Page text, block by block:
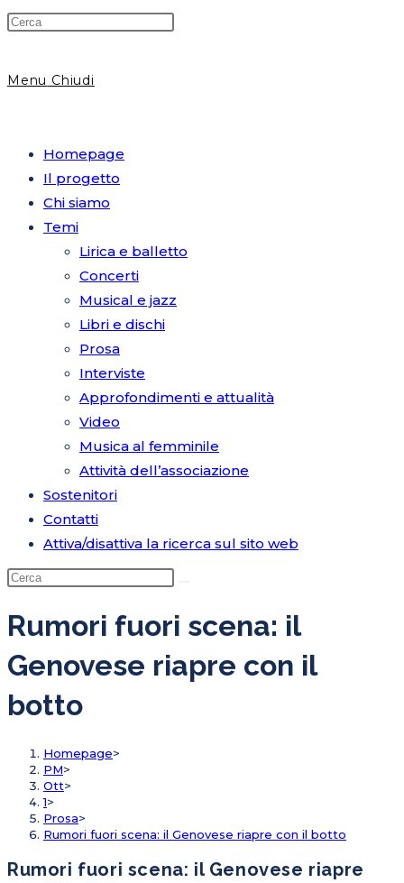
Menu Chiudi
Homepage
Il progetto
Chi siamo
Temi
Lirica e balletto
Concerti
Musical e jazz
Libri e dischi
Prosa
Interviste
Approfondimenti e attualità
Video
Musica al femminile
Attività dell’associazione
Sostenitori
Contatti
Attiva/disattiva la ricerca sul sito web
Rumori fuori scena: il
Genovese riapre con il
botto
Homepage>
PM>
Ott>
1>
Prosa>
Rumori fuori scena: il Genovese riapre con il botto
Rumori fuori scena: il Genovese riapre